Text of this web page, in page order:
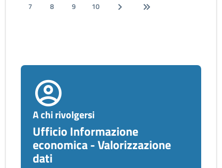
7
8 9 10
A chi rivolgersi
Ufficio Informazione
economica - Valorizzazione
dati